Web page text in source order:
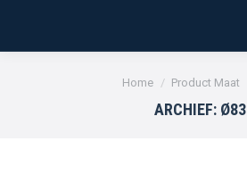
Je bent hier:
Home Product Maat
ARCHIEF: Ø83